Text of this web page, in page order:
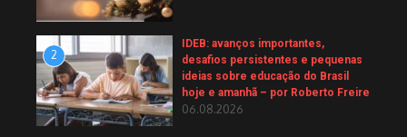
2
IDEB: avanços importantes,
desafios persistentes e pequenas
ideias sobre educação do Brasil
hoje e amanhã – por Roberto Freire
06.08.2026